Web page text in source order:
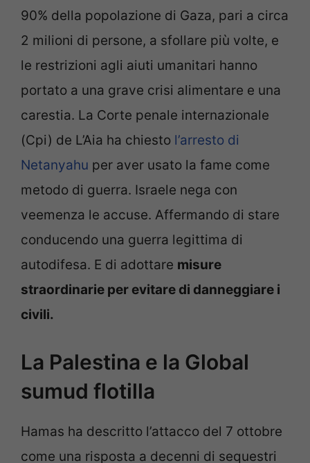
90% della popolazione di Gaza, pari a circa
2 milioni di persone, a sfollare più volte, e
le restrizioni agli aiuti umanitari hanno
portato a una grave crisi alimentare e una
carestia. La Corte penale internazionale
(Cpi) de L’Aia ha chiesto l’arresto di
Netanyahu per aver usato la fame come
metodo di guerra. Israele nega con
veemenza le accuse. Affermando di stare
conducendo una guerra legittima di
autodifesa. E di adottare misure
straordinarie per evitare di danneggiare i
civili.
La Palestina e la Global
sumud flotilla
Hamas ha descritto l’attacco del 7 ottobre
come una risposta a decenni di sequestri